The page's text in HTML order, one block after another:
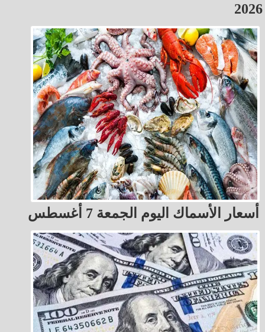
2026
أسعار الأسماك اليوم الجمعة 7 أغسطس